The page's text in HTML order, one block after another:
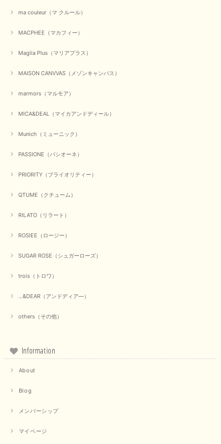
ma couleur（マ クルール）
MACPHEE（マカフィー）
Maglia Plus（マリアプラス）
MAISON CANVVAS（メゾンキャンバス）
marmors（マルモア）
MICA&DEAL（マイカアンドディール）
Munich（ミューニック）
PASSIONE（パシオーネ）
PRIORITY（プライオリティー）
QTUME（クチューム）
RILATO（リラート）
ROSIEE（ロージー）
SUGAR ROSE（シュガーローズ）
trois（トロワ）
...&DEAR（アンドディア―）
others（その他）
Information
About
Blog
メンバーシップ
マイページ